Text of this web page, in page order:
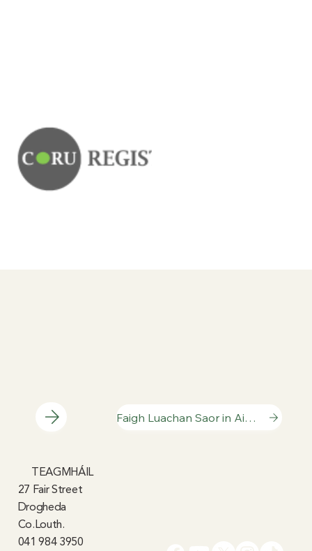
TEAGMHÁIL
27 Fair Street
Drogheda
Co.Louth.
041 984 3950
Faigh Luachan Saor in Aisce